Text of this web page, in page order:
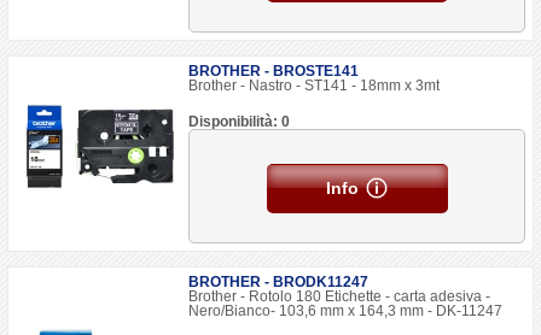
BROTHER - BROSTE141
Brother - Nastro - ST141 - 18mm x 3mt
Disponibilità: 0
Info
BROTHER - BRODK11247
Brother - Rotolo 180 Etichette - carta adesiva -
Nero/Bianco- 103,6 mm x 164,3 mm - DK-11247